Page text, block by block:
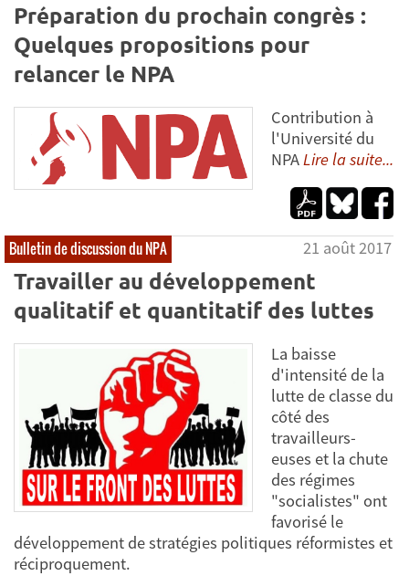
Préparation du prochain congrès :
Quelques propositions pour
relancer le NPA
Contribution à
l'Université du
NPALire la suite...
Bulletin de discussion du NPA 21 août 2017
Travailler au développement
qualitatif et quantitatif des luttes
La baisse
d'intensité de la
lutte de classe du
côté des
travailleurs-
euses et la chute
des régimes
"socialistes" ont
favorisé le
développement de stratégies politiques réformistes et
réciproquement.